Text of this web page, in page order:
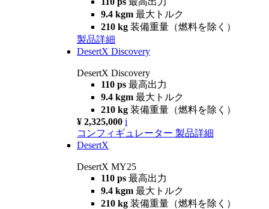
9.4 kgm 最大トルク
210 kg 装備重量（燃料を除く）
製品詳細
DesertX Discovery
DesertX Discovery
110 ps 最高出力
9.4 kgm 最大トルク
210 kg 装備重量（燃料を除く）
¥ 2,325,000 i
コンフィギュレーター 製品詳細
DesertX
DesertX MY25
110 ps 最高出力
9.4 kgm 最大トルク
210 kg 装備重量（燃料を除く）